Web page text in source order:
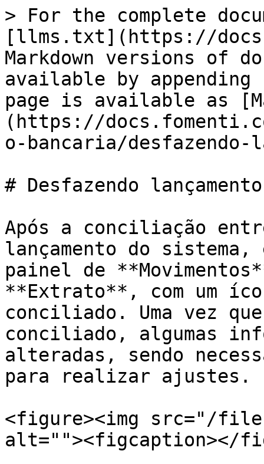
> For the complete
[llms.txt](https://
Markdown versions of
available by
page is available as
(https://
o-bancaria/desfazendo-
# Desfazendo
Após a conciliação
lançamento do
painel de
**Extrato**, com um
conciliado. Uma vez
conciliado, algumas
alteradas, sendo
para realizar ajustes.
<figure><img src="/files/
alt=""><figcaption></